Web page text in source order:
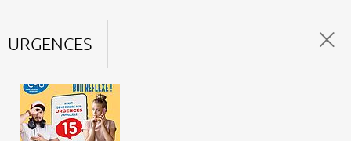
URGENCES